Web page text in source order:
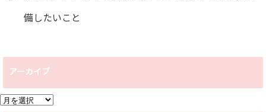
備したいこと
アーカイブ
ア